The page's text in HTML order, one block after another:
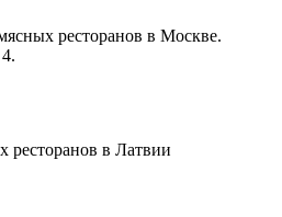
ресторанов в Москве.
ресторанов в Латвии